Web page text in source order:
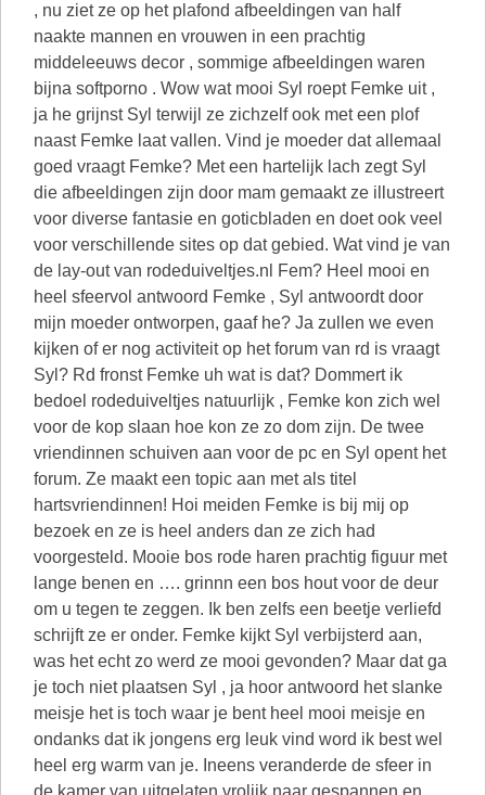
, nu ziet ze op het plafond afbeeldingen van half
naakte mannen en vrouwen in een prachtig
middeleeuws decor , sommige afbeeldingen waren
bijna softporno . Wow wat mooi Syl roept Femke uit ,
ja he grijnst Syl terwijl ze zichzelf ook met een plof
naast Femke laat vallen. Vind je moeder dat allemaal
goed vraagt Femke? Met een hartelijk lach zegt Syl
die afbeeldingen zijn door mam gemaakt ze illustreert
voor diverse fantasie en goticbladen en doet ook veel
voor verschillende sites op dat gebied. Wat vind je van
de lay-out van rodeduiveltjes.nl Fem? Heel mooi en
heel sfeervol antwoord Femke , Syl antwoordt door
mijn moeder ontworpen, gaaf he? Ja zullen we even
kijken of er nog activiteit op het forum van rd is vraagt
Syl? Rd fronst Femke uh wat is dat? Dommert ik
bedoel rodeduiveltjes natuurlijk , Femke kon zich wel
voor de kop slaan hoe kon ze zo dom zijn. De twee
vriendinnen schuiven aan voor de pc en Syl opent het
forum. Ze maakt een topic aan met als titel
hartsvriendinnen! Hoi meiden Femke is bij mij op
bezoek en ze is heel anders dan ze zich had
voorgesteld. Mooie bos rode haren prachtig figuur met
lange benen en …. grinnn een bos hout voor de deur
om u tegen te zeggen. Ik ben zelfs een beetje verliefd
schrijft ze er onder. Femke kijkt Syl verbijsterd aan,
was het echt zo werd ze mooi gevonden? Maar dat ga
je toch niet plaatsen Syl , ja hoor antwoord het slanke
meisje het is toch waar je bent heel mooi meisje en
ondanks dat ik jongens erg leuk vind word ik best wel
heel erg warm van je. Ineens veranderde de sfeer in
de kamer van uitgelaten vrolijk naar gespannen en